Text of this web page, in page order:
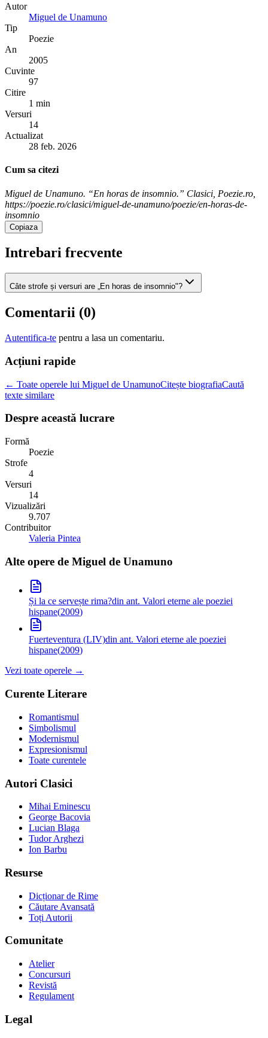
Autor
Miguel de Unamuno
Tip
Poezie
An
2005
Cuvinte
97
Citire
1 min
Versuri
14
Actualizat
28 feb. 2026
Cum sa citezi
Miguel de Unamuno. “En horas de insomnio.” Clasici, Poezie.ro,
https://poezie.ro/clasici/miguel-de-unamuno/poezie/en-horas-de-
insomnio
Copiaza
Intrebari frecvente
Câte strofe și versuri are „En horas de insomnio"?
Comentarii (0)
Autentifica-te pentru a lasa un comentariu.
Acțiuni rapide
← Toate operele lui Miguel de UnamunoCitește biografiaCaută
texte similare
Despre această lucrare
Formă
Poezie
Strofe
4
Versuri
14
Vizualizări
9.707
Contribuitor
Valeria Pintea
Alte opere de Miguel de Unamuno
Și la ce servește rima?din ant. Valori eterne ale poeziei
hispane(2009)
Fuerteventura (LIV)din ant. Valori eterne ale poeziei
hispane(2009)
Vezi toate operele →
Curente Literare
Romantismul
Simbolismul
Modernismul
Expresionismul
Toate curentele
Autori Clasici
Mihai Eminescu
George Bacovia
Lucian Blaga
Tudor Arghezi
Ion Barbu
Resurse
Dicționar de Rime
Căutare Avansată
Toți Autorii
Comunitate
Atelier
Concursuri
Revistă
Regulament
Legal